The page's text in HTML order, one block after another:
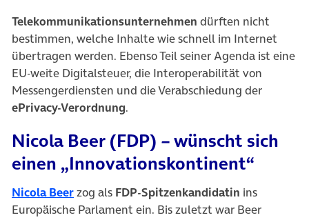
Telekommunikationsunternehmen dürften nicht
bestimmen, welche Inhalte wie schnell im Internet
übertragen werden. Ebenso Teil seiner Agenda ist eine
EU-weite Digitalsteuer, die Interoperabilität von
Messengerdiensten und die Verabschiedung der
ePrivacy-Verordnung.
Nicola Beer (FDP) – wünscht sich
einen „Innovationskontinent“
Nicola Beer(öffnet in neuem Tab)
zog als FDP-Spitzenkandidatin ins
Europäische Parlament ein. Bis zuletzt war Beer